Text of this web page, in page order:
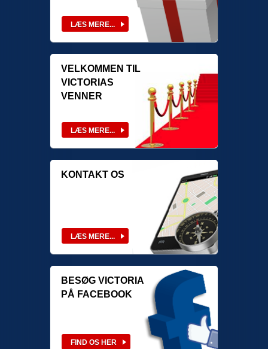
VELKOMMEN TIL
VICTORIAS
VENNER
KONTAKT OS
BESØG VICTORIA
PÅ FACEBOOK